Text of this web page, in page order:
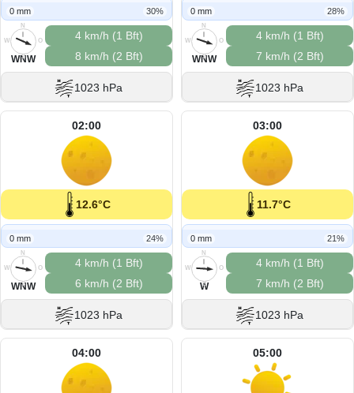
0 mm 30%
N
O
S
W
WNW
4 km/h (1 Bft)
8 km/h (2 Bft)
1023 hPa
0 mm 28%
N
O
S
W
WNW
4 km/h (1 Bft)
7 km/h (2 Bft)
1023 hPa
02:00
12.6°C
0 mm 24%
N
O
S
W
WNW
4 km/h (1 Bft)
6 km/h (2 Bft)
1023 hPa
03:00
11.7°C
0 mm 21%
N
O
S
W
W
4 km/h (1 Bft)
7 km/h (2 Bft)
1023 hPa
04:00 05:00